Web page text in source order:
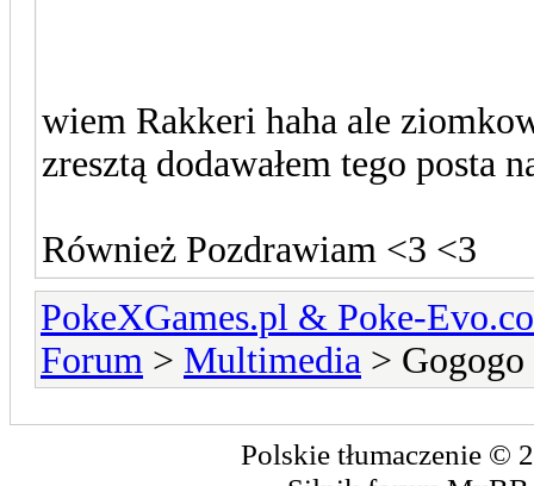
wiem Rakkeri haha ale
zresztą dodawałem tego posta
Również Pozdrawiam <3 <3
PokeXGames.pl & Poke-
Forum > Multimedia >
Polskie tłumaczenie ©